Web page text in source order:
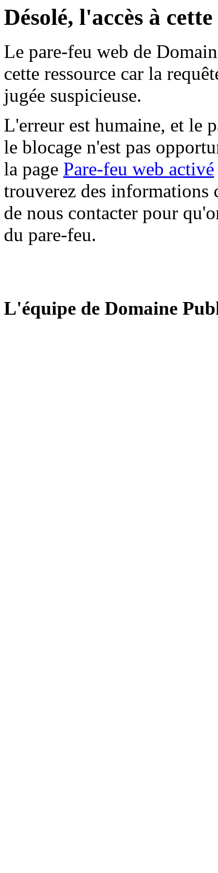
Désolé, l'accès à
Le pare-feu web de
cette ressource car la
jugée suspicieuse.
L'erreur est humaine, et le
le blocage n'est pas
la page Pare-feu web activé
trouverez des informations
de nous contacter pour
du pare-feu.
L'équipe de Domaine